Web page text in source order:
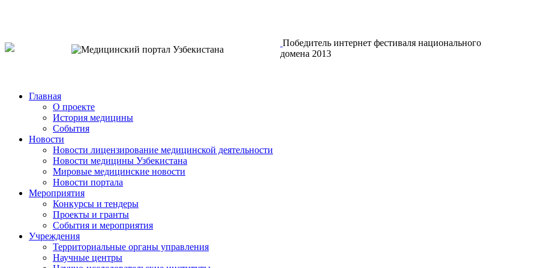
Победитель интернет фестиваля национального
домена 2013
Главная
О проекте
История медицины
События
Новости
Новости лицензирование медицинской деятельности
Новости медицины Узбекистана
Мировые медицинские новости
Новости портала
Мероприятия
Конкурсы и тендеры
Проекты и гранты
События и мероприятия
Учреждения
Территориальные органы управления
Научные центры